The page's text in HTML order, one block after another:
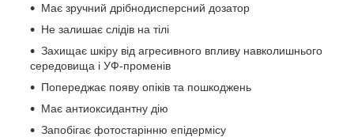
Має зручний дрібнодисперсний дозатор
Не залишає слідів на тілі
Захищає шкіру від агресивного впливу навколишнього
середовища і УФ-променів
Попереджає появу опіків та пошкоджень
Має антиоксидантну дію
Запобігає фотостарінню епідермісу